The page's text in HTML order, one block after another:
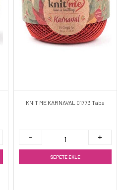
KNIT ME KARNAVAL 01773 Taba
SEPETE EKLE